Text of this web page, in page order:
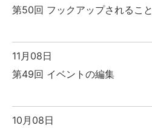
第50回 フックアップされるこ
11月08日
第49回 イベントの編集
10月08日